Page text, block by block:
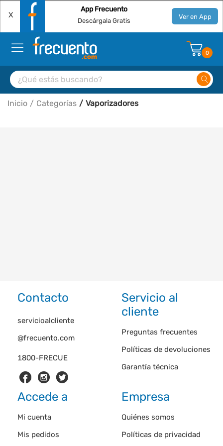
X
App Frecuento
Descárgala Gratis Ver en App
0
Inicio Categorías Vaporizadores
Contacto
1800-FRECUE
servicioalcliente
@frecuento.com
Servicio al
cliente
Preguntas frecuentes
Políticas de devoluciones
Garantía técnica
Accede a
Mi cuenta
Mis pedidos
Empresa
Quiénes somos
Políticas de privacidad